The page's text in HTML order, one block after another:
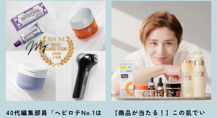
た
ヤーがかなり優秀！
40代編集部員「ヘビロテNo.1は
【商品が当たる ！ 】この肌でい